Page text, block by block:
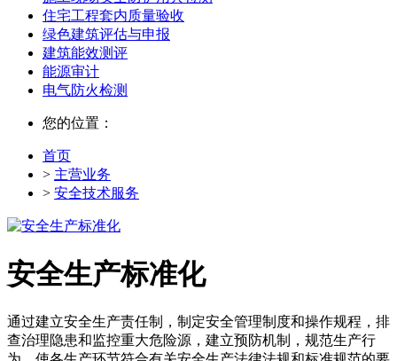
住宅工程套内质量验收
绿色建筑评估与申报
建筑能效测评
能源审计
电气防火检测
您的位置：
首页
> 主营业务
> 安全技术服务
安全生产标准化
通过建立安全生产责任制，制定安全管理制度和操作规程，排
查治理隐患和监控重大危险源，建立预防机制，规范生产行